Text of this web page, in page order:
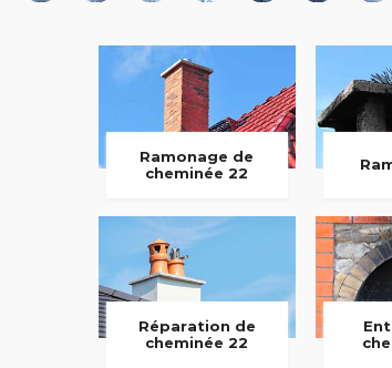
Ramonage de
cheminée 22
Réparation de
cheminée 22